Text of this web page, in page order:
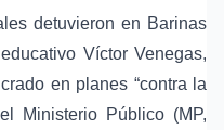
detuvieron en Barinas
Víctor Venegas,
en planes “contra la
Ministerio Público (MP,